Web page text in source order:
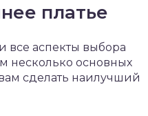
платье
все аспекты выбора
несколько основных
сделать наилучший